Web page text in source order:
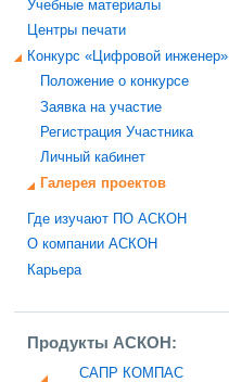
Учебные материалы
Центры печати
Конкурс «Цифровой инженер»
Положение о конкурсе
Заявка на участие
Регистрация Участника
Личный кабинет
Галерея проектов
Где изучают ПО АСКОН
О компании АСКОН
Карьера
Продукты АСКОН:
САПР КОМПАС